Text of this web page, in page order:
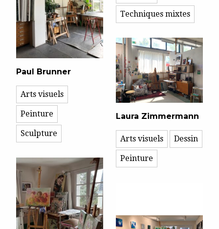
Techniques mixtes
Paul Brunner
Arts visuels
Peinture
Sculpture
Laura Zimmermann
Arts visuels Dessin
Peinture